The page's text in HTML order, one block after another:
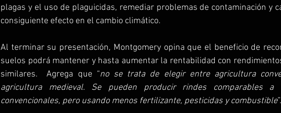
plagas y el uso de plaguicidas, remediar problemas de contaminación y
consiguiente efecto en el cambio climático.
Al terminar su presentación, Montgomery opina que el beneficio de
suelos podrá mantener y hasta aumentar la rentabilidad con
similares.  Agrega que “no se trata de elegir entre agricultura
agricultura medieval. Se pueden producir rindes comparables
convencionales, pero usando menos fertilizante, pesticidas y combustible”.